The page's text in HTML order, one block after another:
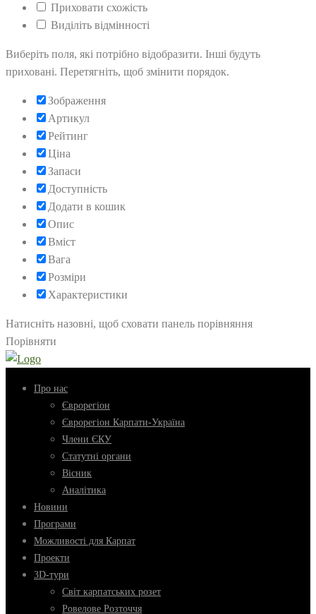
Приховати схожість
Виділіть відмінності
Виберіть поля, які потрібно відобразити. Інші будуть
приховані. Перетягніть, щоб змінити порядок.
Зображення
Артикул
Рейтинг
Ціна
Запаси
Доступність
Додати в кошик
Опис
Вміст
Вага
Розміри
Характеристики
Натисніть назовні, щоб сховати панель порівняння
Порівняти
Про нас
Єврорегіон
Єврорегіон Карпати-Україна
Члени ЄКУ
Статутні органи
Вісник
Аналітика
Новини
Програми
Можливості для Карпат
Проекти
3D-тури
Світ карпатських розет
Ровелове Розточчя